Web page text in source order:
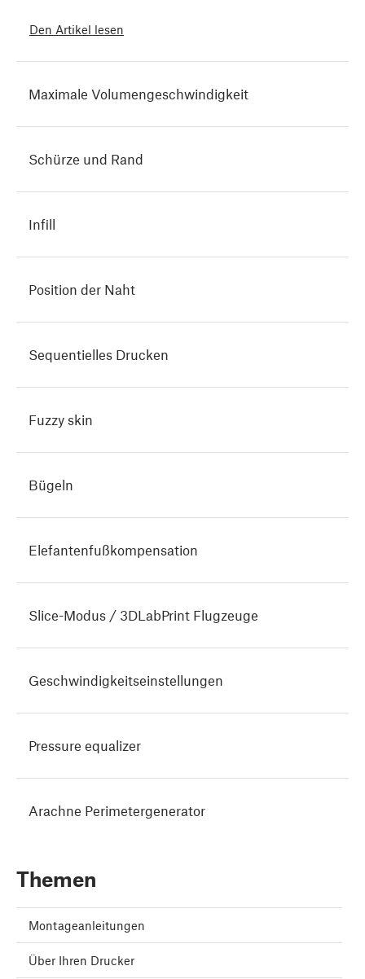
Den Artikel lesen
Maximale Volumengeschwindigkeit
Schürze und Rand
Infill
Position der Naht
Sequentielles Drucken
Fuzzy skin
Bügeln
Elefantenfußkompensation
Slice-Modus / 3DLabPrint Flugzeuge
Geschwindigkeitseinstellungen
Pressure equalizer
Arachne Perimetergenerator
Themen
Montageanleitungen
Über Ihren Drucker